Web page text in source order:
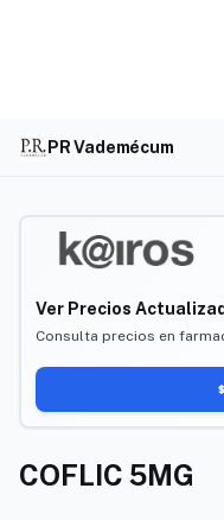
PR Vademécum
Ver Precios
Consulta precios en
COFLIC 5MG